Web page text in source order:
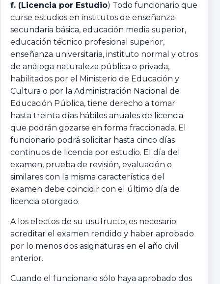
f. (Licencia por Estudio) Todo funcionario que
curse estudios en institutos de enseñanza
secundaria básica, educación media superior,
educación técnico profesional superior,
enseñanza universitaria, instituto normal y otros
de análoga naturaleza pública o privada,
habilitados por el Ministerio de Educación y
Cultura o por la Administración Nacional de
Educación Pública, tiene derecho a tomar
hasta treinta días hábiles anuales de licencia
que podrán gozarse en forma fraccionada. El
funcionario podrá solicitar hasta cinco días
continuos de licencia por estudio. El día del
examen, prueba de revisión, evaluación o
similares con la misma característica del
examen debe coincidir con el último día de
licencia otorgado.
A los efectos de su usufructo, es necesario
acreditar el examen rendido y haber aprobado
por lo menos dos asignaturas en el año civil
anterior.
Cuando el funcionario sólo haya aprobado dos